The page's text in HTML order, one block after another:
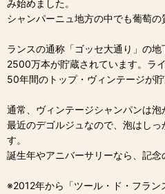
み始めました。
シャンパーニュ地方の中でも葡萄の
ランスの通称「ゴッセ大通り」の
2500万本が貯蔵されています。ラ
50年間のトップ・ヴィンテージが貯
通常、ヴィンテージシャンパンは泡
最近のデゴルジュなので、泡はし
す。
誕生年やアニバーサリーなら、記念
※2012年から「ツール・ド・フラン